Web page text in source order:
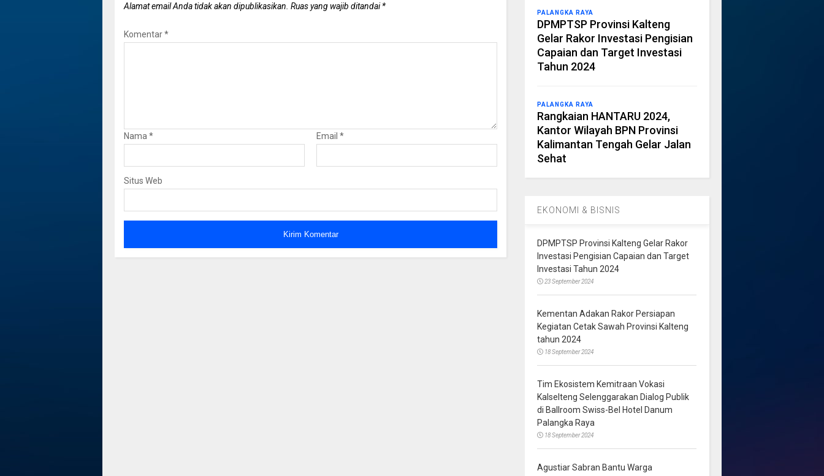
Alamat email Anda tidak akan dipublikasikan. Ruas yang wajib ditandai*
Komentar*
Nama * Email *
Situs Web
PALANGKA RAYA
DPMPTSP Provinsi Kalteng
Gelar Rakor Investasi Pengisian
Capaian dan Target Investasi
Tahun 2024
PALANGKA RAYA
Rangkaian HANTARU 2024,
Kantor Wilayah BPN Provinsi
Kalimantan Tengah Gelar Jalan
Sehat
EKONOMI & BISNIS
DPMPTSP Provinsi Kalteng Gelar Rakor
Investasi Pengisian Capaian dan Target
Investasi Tahun 2024
23 September 2024
Kementan Adakan Rakor Persiapan
Kegiatan Cetak Sawah Provinsi Kalteng
tahun 2024
18 September 2024
Tim Ekosistem Kemitraan Vokasi
Kalselteng Selenggarakan Dialog Publik
di Ballroom Swiss-Bel Hotel Danum
Palangka Raya
18 September 2024
Agustiar Sabran Bantu Warga